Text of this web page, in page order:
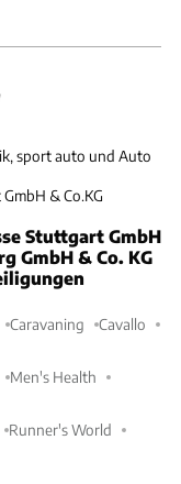
sport auto und Auto
& Co.KG
Stuttgart GmbH
GmbH & Co. KG
Caravaning Cavallo
Men's Health
Runner's World